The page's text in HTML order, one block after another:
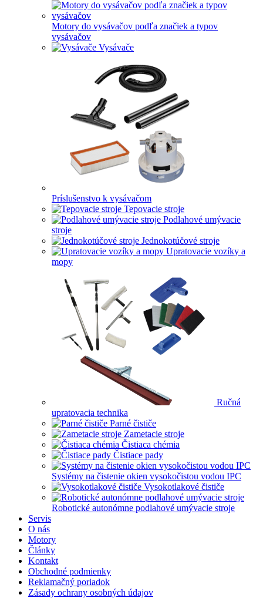
Motory do vysávačov podľa značiek a typov
vysávačov
Vysávače
Príslušenstvo k vysávačom
Tepovacie stroje
Podlahové umývacie
stroje
Jednokotúčové stroje
Upratovacie vozíky a
mopy
Ručná
upratovacia technika
Parné čističe
Zametacie stroje
Čistiaca chémia
Čistiace pady
Systémy na čistenie okien vysokočistou vodou IPC
Vysokotlakové čističe
Robotické autonómne podlahové umývacie stroje
Servis
O nás
Motory
Články
Kontakt
Obchodné podmienky
Reklamačný poriadok
Zásady ochrany osobných údajov